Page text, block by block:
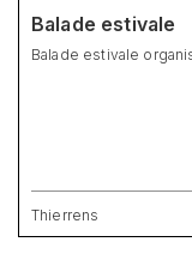
Balade estivale
Balade estivale
Thierrens